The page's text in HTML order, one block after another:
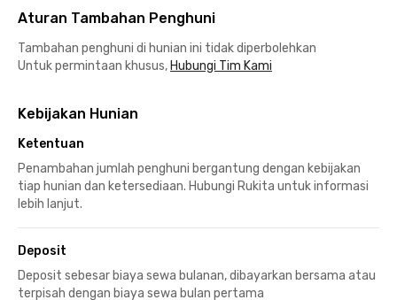
Aturan Tambahan Penghuni
Tambahan penghuni di hunian ini tidak diperbolehkan
Untuk permintaan khusus, Hubungi Tim Kami
Kebijakan Hunian
Ketentuan
Penambahan jumlah penghuni bergantung dengan kebijakan
tiap hunian dan ketersediaan. Hubungi Rukita untuk informasi
lebih lanjut.
Deposit
Deposit sebesar biaya sewa bulanan, dibayarkan bersama atau
terpisah dengan biaya sewa bulan pertama